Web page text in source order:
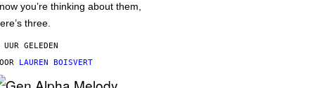
you’re thinking about them,
three.
GELEDEN
LAUREN BOISVERT